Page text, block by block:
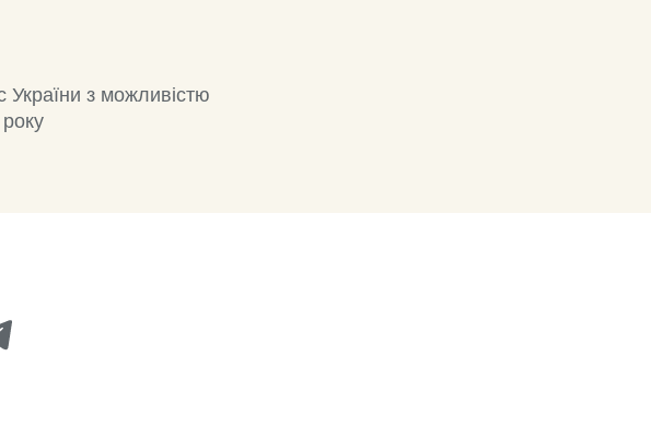
України з можливістю